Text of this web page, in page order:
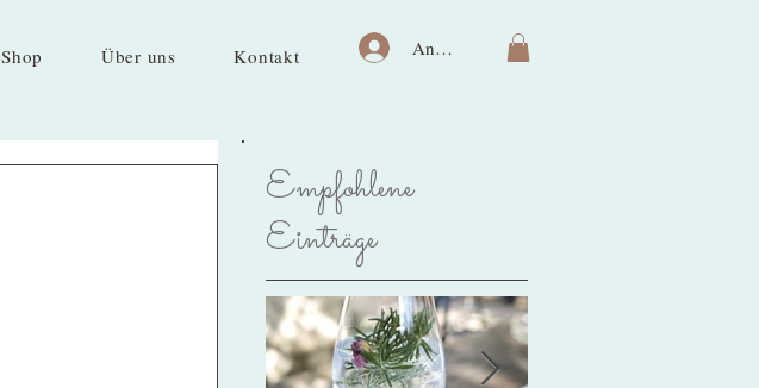
Shop Über uns Kontakt Anmelden
Empfohlene
Einträge